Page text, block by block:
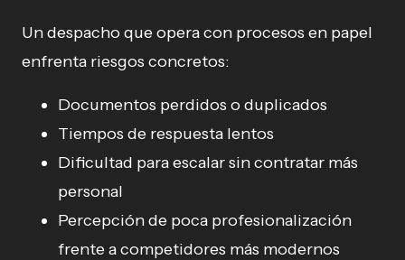
Un despacho que opera con procesos en papel
enfrenta riesgos concretos:
Documentos perdidos o duplicados
Tiempos de respuesta lentos
Dificultad para escalar sin contratar más
personal
Percepción de poca profesionalización
frente a competidores más modernos